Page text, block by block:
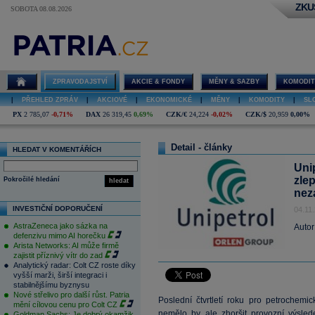
SOBOTA 08.08.2026
ZPRAVODAJSTVÍ AKCIE & FONDY MĚNY & SAZBY
PŘEHLED ZPRÁV AKCIOVÉ EKONOMICKÉ MĚNY KOMODITY
PX 2 785,07 -0,71% DAX 26 319,45 0,69% CZK/€ 24,224 -0,02% CZK/$ 20,959 0,00%
HLEDAT V KOMENTÁŘÍCH
hledat
Pokročilé hledání
INVESTIČNÍ DOPORUČENÍ
AstraZeneca jako sázka na
defenzivu mimo AI horečku
Arista Networks: AI může firmě
zajistit příznivý vítr do zad
Analytický radar: Colt CZ roste díky
vyšší marži, širší integraci i
stabilnějšímu byznysu
Nové střelivo pro další růst. Patria
mění cílovou cenu pro Colt CZ
Detail - články
Poslední čtvrtletí roku pro